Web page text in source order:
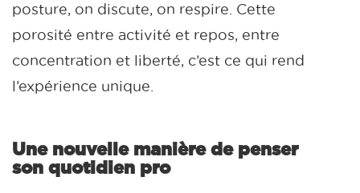
posture, on discute, on respire. Cette
porosité entre activité et repos, entre
concentration et liberté, c’est ce qui rend
l’expérience unique.
Une nouvelle manière de penser
son quotidien pro